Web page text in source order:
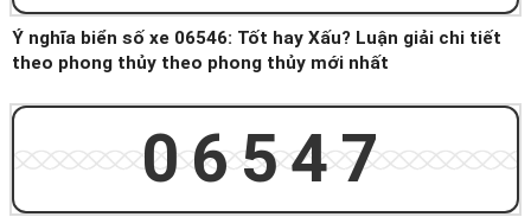
Ý nghĩa biển số xe 06546: Tốt hay Xấu? Luận giải chi tiết
theo phong thủy theo phong thủy mới nhất
06547